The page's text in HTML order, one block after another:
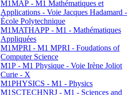
M1MAP - M1 Mathématiques et
Applications - Voie Jacques Hadamard -
École Polytechnique
M1MATHAPP - M1 - Mathématiques
Appliquées
M1MPRI - M1 MPRI - Foudations of
Computer Science
M1P - M1 Physique - Voie Irène Joliot
Curie - X
M1PHYSICS - M1 - Physics
M1SCTECHNRJ - M1 - Sciences and